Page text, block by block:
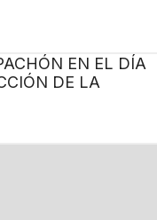
EN EL DÍA
DE LA